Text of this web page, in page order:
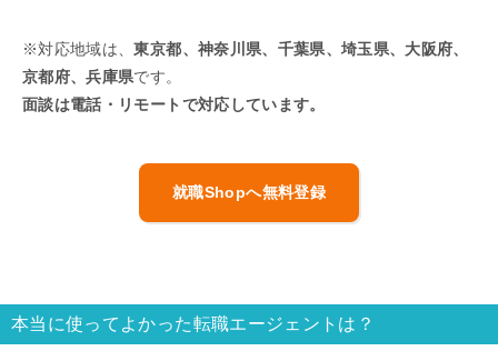
※対応地域は、東京都、神奈川県、千葉県、埼玉県、大阪府、
京都府、兵庫県です。
面談は電話・リモートで対応しています。
就職Shopへ無料登録
本当に使ってよかった転職エージェントは？